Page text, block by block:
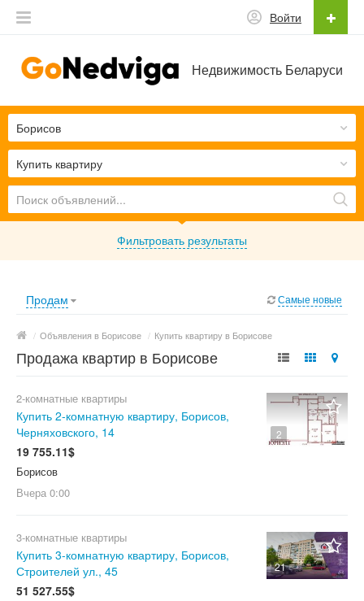
Недвижимость Беларуси
Войти
Купить квартиру
Борисов
Фильтровать результаты
Продам Самые новые
/ Объявления в Борисове / Купить квартиру в Борисове
Продажа квартир в Борисове
2
2-комнатные квартиры
Купить 2-комнатную квартиру, Борисов,
Черняховского, 14
19 755.11$
Борисов
Вчера 0:00
21
3-комнатные квартиры
Купить 3-комнатную квартиру, Борисов,
Строителей ул., 45
51 527.55$